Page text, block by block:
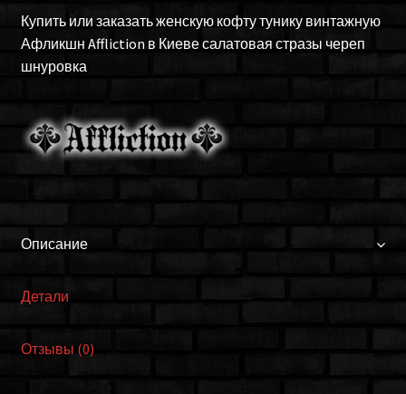
женская
Affliction
11sw410
Купить или заказать женскую кофту тунику винтажную
Афликшн Affliction в Киеве салатовая стразы череп
шнуровка
Описание
Детали
Отзывы (0)